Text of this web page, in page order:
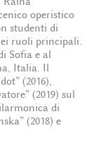
operistico
studenti di
ruoli principali.
Sofia e al
Italia. Il
(2016),
(2019) sul
di
(2018) e